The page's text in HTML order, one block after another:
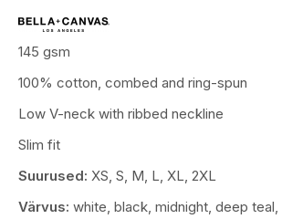
145 gsm
100% cotton, combed and ring-spun
Low V-neck with ribbed neckline
Slim fit
Suurused: XS, S, M, L, XL, 2XL
Värvus: white, black, midnight, deep